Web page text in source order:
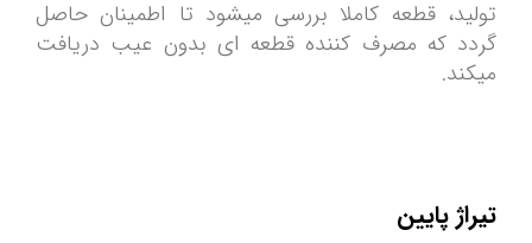
تولید، قطعه کاملا بررسی می­شود تا اطمینان حاصل
گردد که مصرف کننده قطعه ای بدون عیب دریافت
میکند.
تیراژ پایین